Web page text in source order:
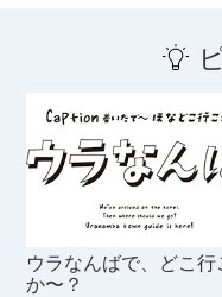
ウラなんばで、どこ行
か〜？